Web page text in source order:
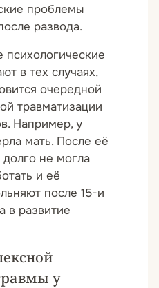
проблемы
развода.
в тех случаях,
очередной
травматизации
Например, у
мать. После её
не могла
и её
после 15-и
в развитие
у